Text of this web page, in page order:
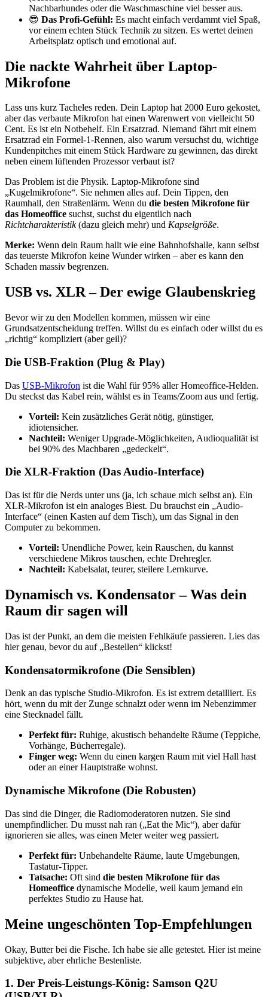
Nachbarhundes oder die Waschmaschine viel besser aus.
😎 Das Profi-Gefühl: Es macht einfach verdammt viel Spaß,
vor einem echten Stück Technik zu sitzen. Es wertet deinen
Arbeitsplatz optisch und emotional auf.
Die nackte Wahrheit über Laptop-
Mikrofone
Lass uns kurz Tacheles reden. Dein Laptop hat 2000 Euro gekostet,
aber das verbaute Mikrofon hat einen Warenwert von vielleicht 50
Cent. Es ist ein Notbehelf. Ein Ersatzrad. Niemand fährt mit einem
Ersatzrad ein Formel-1-Rennen, also warum versuchst du, wichtige
Kundenpitches mit einem Stück Hardware zu gewinnen, das direkt
neben einem lüftenden Prozessor verbaut ist?
Das Problem ist die Physik. Laptop-Mikrofone sind
„Kugelmikrofone“. Sie nehmen alles auf. Dein Tippen, den
Raumhall, den Straßenlärm. Wenn du die besten Mikrofone für
das Homeoffice suchst, suchst du eigentlich nach
Richtcharakteristik(dazu gleich mehr) und Kapselgröße.
Merke: Wenn dein Raum hallt wie eine Bahnhofshalle, kann selbst
das teuerste Mikrofon keine Wunder wirken – aber es kann den
Schaden massiv begrenzen.
USB vs. XLR – Der ewige Glaubenskrieg
Bevor wir zu den Modellen kommen, müssen wir eine
Grundsatzentscheidung treffen. Willst du es einfach oder willst du es
„richtig“ kompliziert (aber geil)?
Die USB-Fraktion (Plug & Play)
Das USB-Mikrofon ist die Wahl für 95% aller Homeoffice-Helden.
Du steckst das Kabel rein, wählst es in Teams/Zoom aus und fertig.
Vorteil: Kein zusätzliches Gerät nötig, günstiger,
idiotensicher.
Nachteil: Weniger Upgrade-Möglichkeiten, Audioqualität ist
bei 90% des Machbaren „gedeckelt“.
Die XLR-Fraktion (Das Audio-Interface)
Das ist für die Nerds unter uns (ja, ich schaue mich selbst an). Ein
XLR-Mikrofon ist ein analoges Biest. Du brauchst ein „Audio-
Interface“ (einen Kasten auf dem Tisch), um das Signal in den
Computer zu bekommen.
Vorteil: Unendliche Power, kein Rauschen, du kannst
verschiedene Mikros tauschen, echte Drehregler.
Nachteil: Kabelsalat, teurer, steilere Lernkurve.
Dynamisch vs. Kondensator – Was dein
Raum dir sagen will
Das ist der Punkt, an dem die meisten Fehlkäufe passieren. Lies das
hier genau, bevor du auf „Bestellen“ klickst!
Kondensatormikrofone (Die Sensiblen)
Denk an das typische Studio-Mikrofon. Es ist extrem detailliert. Es
hört, wenn du mit der Zunge schnalzt oder wenn im Nebenzimmer
eine Stecknadel fällt.
Perfekt für: Ruhige, akustisch behandelte Räume (Teppiche,
Vorhänge, Bücherregale).
Finger weg: Wenn du einen kargen Raum mit viel Hall hast
oder an einer Hauptstraße wohnst.
Dynamische Mikrofone (Die Robusten)
Das sind die Dinger, die Radiomoderatoren nutzen. Sie sind
unempfindlicher. Du musst nah ran („Eat the Mic“), aber dafür
ignorieren sie alles, was einen Meter weiter weg passiert.
Perfekt für: Unbehandelte Räume, laute Umgebungen,
Tastatur-Tipper.
Tatsache: Oft sind die besten Mikrofone für das
Homeoffice dynamische Modelle, weil kaum jemand ein
perfektes Studio zu Hause hat.
Meine ungeschönten Top-Empfehlungen
Okay, Butter bei die Fische. Ich habe sie alle getestet. Hier ist meine
subjektive, aber ehrliche Bestenliste.
1. Der Preis-Leistungs-König: Samson Q2U